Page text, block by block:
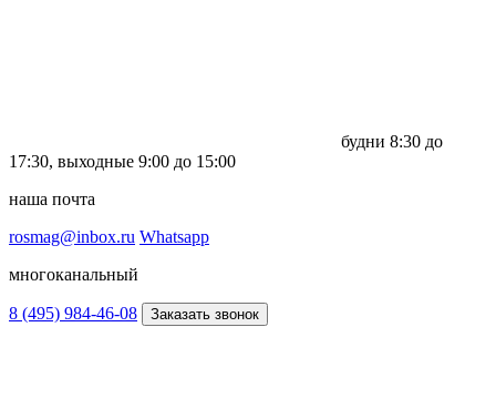
будни 8:30 до
17:30, выходные 9:00 до 15:00
наша почта
rosmag@inbox.ru Whatsapp
многоканальный
8 (495) 984-46-08 Заказать звонок